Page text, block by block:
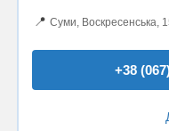
📍 Суми, Воскресенська,
+38